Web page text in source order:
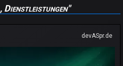
Dienstleistungen"
devASpr.de